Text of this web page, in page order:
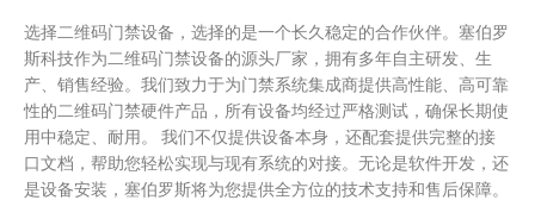
选择二维码门禁设备，选择的是一个长久稳定的合作伙伴。塞伯罗
斯科技作为二维码门禁设备的源头厂家，拥有多年自主研发、生
产、销售经验。我们致力于为门禁系统集成商提供高性能、高可靠
性的二维码门禁硬件产品，所有设备均经过严格测试，确保长期使
用中稳定、耐用。 我们不仅提供设备本身，还配套提供完整的接
口文档，帮助您轻松实现与现有系统的对接。无论是软件开发，还
是设备安装，塞伯罗斯将为您提供全方位的技术支持和售后保障。